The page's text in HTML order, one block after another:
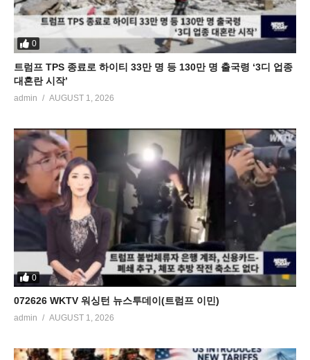
0
트럼프 TPS 종료로 하이티 33만 명 등 130만 명 출국령 ‘3디 업종
대혼란 시작’
admin AUGUST 1, 2026
0
072626 WKTV 워싱턴 뉴스투데이(트럼프 이민)
admin AUGUST 1, 2026